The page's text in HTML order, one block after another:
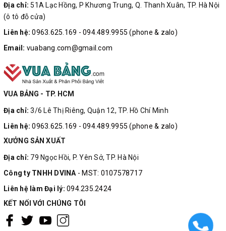
Địa chỉ: 51A Lạc Hồng, P Khương Trung, Q. Thanh Xuân, TP. Hà Nội
(ô tô đỗ cửa)
Liên hệ:0963.625.169 - 094.489.9955 (phone & zalo)
Email: vuabang.com@gmail.com
VUA BẢNG - TP. HCM
Địa chỉ:3/6 Lê Thị Riêng, Quận 12, TP. Hồ Chí Minh
Liên hệ:0963.625.169 - 094.489.9955 (phone & zalo)
XƯỞNG SẢN XUẤT
Địa chỉ: 79 Ngọc Hồi, P. Yên Sở, TP. Hà Nội
Công ty TNHH DVINA - MST: 0107578717
Liên hệ làm Đại lý: 094.235.2424
KẾT NỐI VỚI CHÚNG TÔI